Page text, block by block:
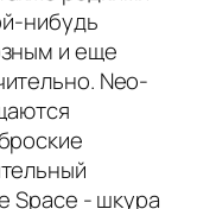
нибудь
и еще
Neo-
Space - шкура